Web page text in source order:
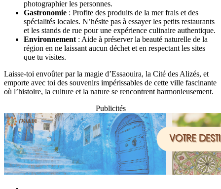
photographier les personnes.
Gastronomie : Profite des produits de la mer frais et des
spécialités locales. N’hésite pas à essayer les petits restaurants
et les stands de rue pour une expérience culinaire authentique.
Environnement : Aide à préserver la beauté naturelle de la
région en ne laissant aucun déchet et en respectant les sites
que tu visites.
Laisse-toi envoûter par la magie d’Essaouira, la Cité des Alizés, et
emporte avec toi des souvenirs impérissables de cette ville fascinante
où l’histoire, la culture et la nature se rencontrent harmonieusement.
Publicités